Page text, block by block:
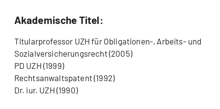
Akademische Titel:
Titularprofessor UZH für Obligationen-, Arbeits- und
Sozialversicherungsrecht (2005)
PD UZH (1999)
Rechtsanwaltspatent (1992)
Dr. iur. UZH (1990)